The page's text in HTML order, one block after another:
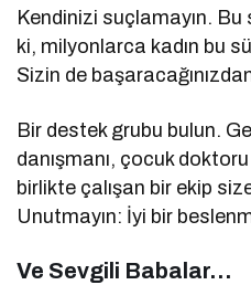
Kendinizi suçlamayın.
ki, milyonlarca kadın bu
Sizin de
Bir destek grubu bulun.
danışmanı, çocuk
birlikte çalışan bir ekip
Unutmayın: İyi bir
Ve Sevgili Babalar…